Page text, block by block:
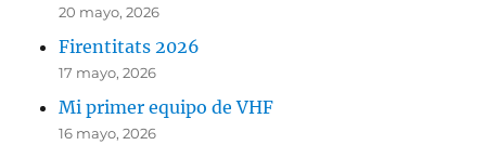
20 mayo, 2026
Firentitats 2026
17 mayo, 2026
Mi primer equipo de VHF
16 mayo, 2026